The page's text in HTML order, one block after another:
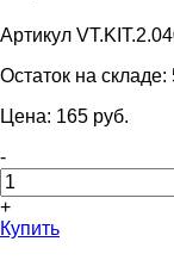
Артикул
Остаток на складе:
Цена: 165 pуб.
-
+
Купить